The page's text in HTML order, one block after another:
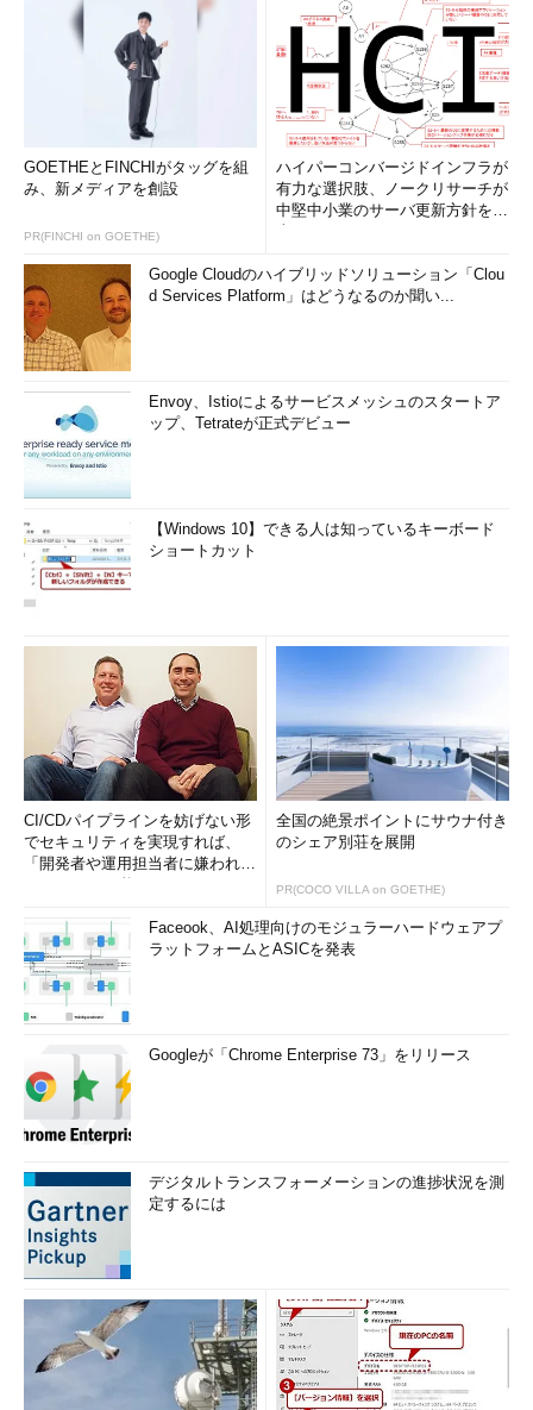
GOETHEとFINCHIがタッグを組
み、新メディアを創設
PR(FINCHI on GOETHE)
ハイパーコンバージドインフラが
有力な選択肢、ノークリサーチが
中堅中小業のサーバ更新方針を調
Google Cloudのハイブリッドソリューション「Clou
d Services Platform」はどうなるのか聞い...
Envoy、Istioによるサービスメッシュのスタートア
ップ、Tetrateが正式デビュー
【Windows 10】できる人は知っているキーボード
ショートカット
CI/CDパイプラインを妨げない形
でセキュリティを実現すれば、
「開発者や運用担当者に嫌われな
全国の絶景ポイントにサウナ付き
のシェア別荘を展開
PR(COCO VILLA on GOETHE)
Faceook、AI処理向けのモジュラーハードウェアプ
ラットフォームとASICを発表
Googleが「Chrome Enterprise 73」をリリース
デジタルトランスフォーメーションの進捗状況を測
定するには